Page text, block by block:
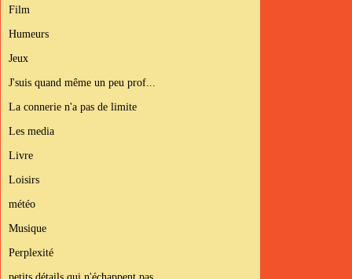
Film
Humeurs
Jeux
J'suis quand même un peu prof...
La connerie n'a pas de limite
Les media
Livre
Loisirs
météo
Musique
Perplexité